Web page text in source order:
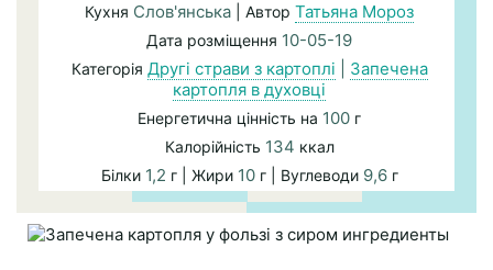
Кухня Слов'янська | Автор Татьяна Мороз
Дата розміщення 10-05-19
Категорія Другі страви з картоплі
Запечена
картопля в духовці
Енергетична цінність на 100 г
Калорійність 134 ккал
Білки 1,2 г | Жири 10г | Вуглеводи 9,6г